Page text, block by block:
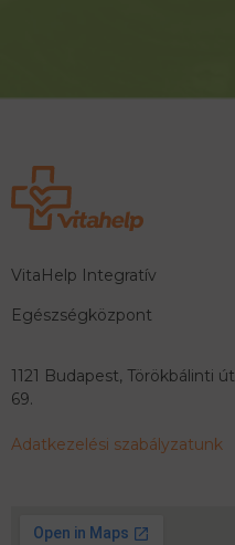
VitaHelp Integratív
Egészségközpont
1121 Budapest, Törökbálinti út
69.
Adatkezelési szabályzatunk